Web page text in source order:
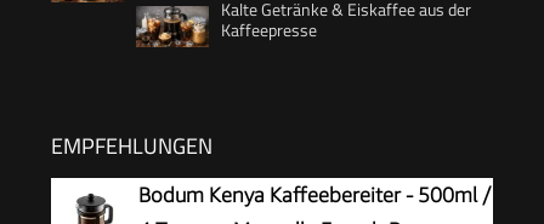
Kalte Getränke & Eiskaffee aus der
Kaffeepresse
EMPFEHLUNGEN
Bodum Kenya Kaffeebereiter - 500ml /